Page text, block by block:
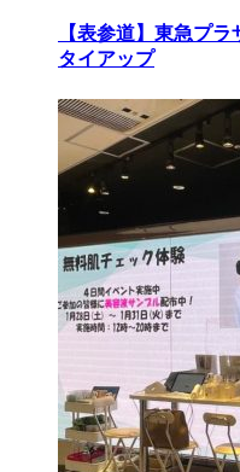
【表参道】東急プ
タイアップ